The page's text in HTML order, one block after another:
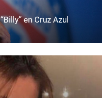
en Cruz Azul